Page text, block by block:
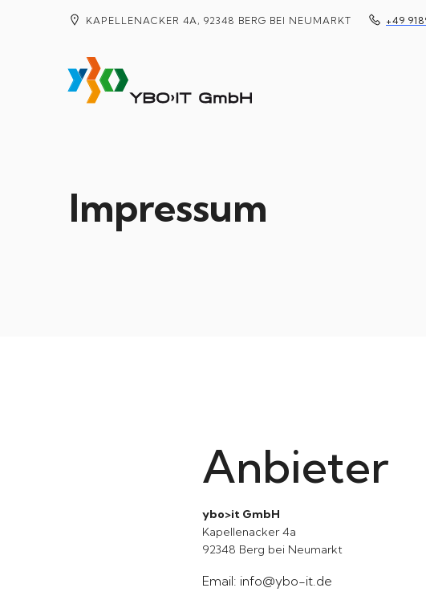
KAPELLENACKER 4A, 92348 BERG BEI NEUMARKT +49
Impressum
Anbieter
ybo>it GmbH
Kapellenacker 4a
92348 Berg bei Neumarkt
Email: info@ybo-it.de